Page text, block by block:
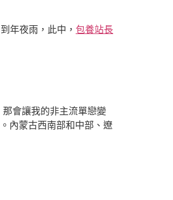
年夜雨，此中， 包養站長
會讓我的非主流單戀變
內蒙古西南部和中部、遼